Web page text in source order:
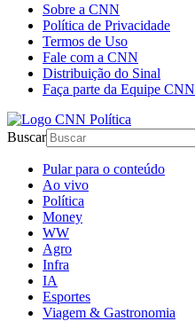
Sobre a CNN
Política de Privacidade
Termos de Uso
Fale com a CNN
Distribuição do Sinal
Faça parte da Equipe CNN
Buscar
Pular para o conteúdo
Ao vivo
Política
Money
WW
Agro
Infra
IA
Esportes
Viagem & Gastronomia